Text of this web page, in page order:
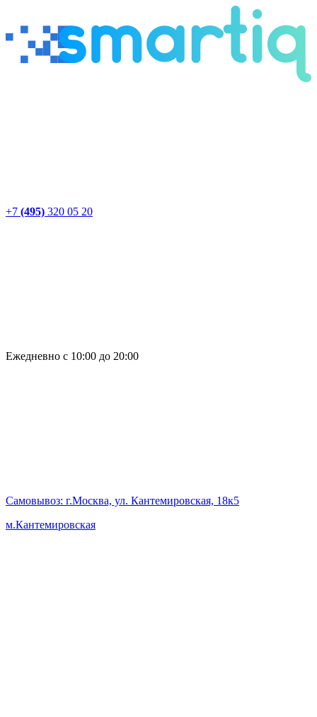
+7 (495) 320 05 20
Ежедневно с 10:00 до 20:00
Самовывоз: г.Москва, ул. Кантемировская, 18к5
м.Кантемировская